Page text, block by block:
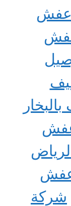
عفش
عفش
شركة